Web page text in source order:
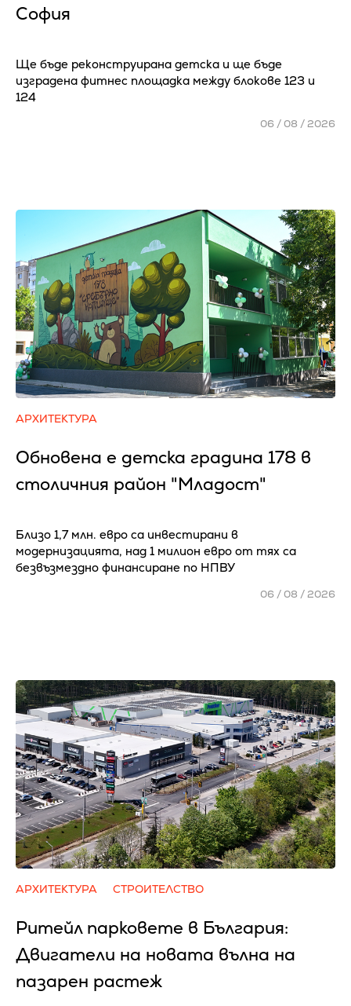
София
Ще бъде реконструирана детска и ще бъде
изградена фитнес площадка между блокове 123 и
124
06 / 08 / 2026
АРХИТЕКТУРА
Обновена е детска градина 178 в
столичния район "Младост"
Близо 1,7 млн. евро са инвестирани в
модернизацията, над 1 милион евро от тях са
безвъзмездно финансиране по НПВУ
06 / 08 / 2026
АРХИТЕКТУРА СТРОИТЕЛСТВО
Ритейл парковете в България:
Двигатели на новата вълна на
пазарен растеж